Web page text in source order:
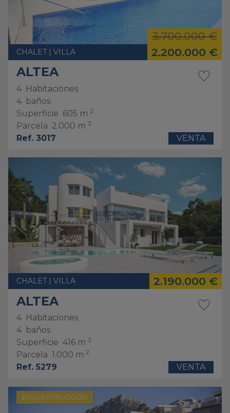
CHALET | VILLA 2.200.000 €
3.700.000 €
ALTEA
4 Habitaciones
4 baños
Superficie 605 m 2
Parcela 2.000 m 2
Ref. 3017 VENTA
CHALET | VILLA 2.190.000 €
ALTEA
4 Habitaciones
4 baños
Superficie 416 m 2
Parcela 1.000 m 2
Ref. 5279 VENTA
EN CONSTRUCCIÓN